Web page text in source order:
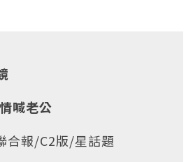
喊老公
報/C2版/星話題